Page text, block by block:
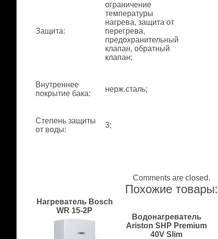
Защита:
ограничение
температуры
нагрева, защита от
перегрева,
предохранительный
клапан, обратный
клапан;
Внутреннее
покрытие бака:
нерж.сталь;
Степень защиты
от воды:
3;
Comments are closed.
Похожие товары:
Нагреватель Bosch
WR 15-2P
Водонагреватель
Ariston SHP Premium
40V Slim